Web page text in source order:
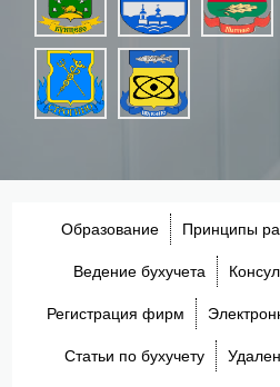
Образование Принципы
Ведение бухучета
Регистрация фирм
Статьи по бухучету